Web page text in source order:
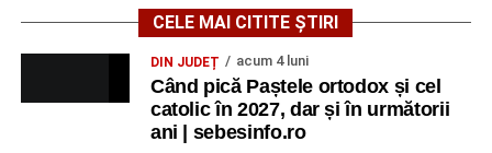
CELE MAI CITITE ȘTIRI
DIN JUDEȚ acum 4 luni
Când pică Paștele ortodox și cel
catolic în 2027, dar și în următorii
ani | sebesinfo.ro